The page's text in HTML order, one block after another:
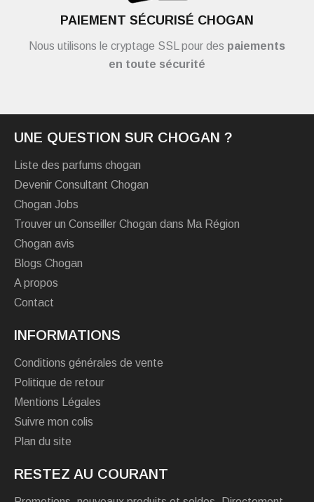
PAIEMENT SÉCURISÉ CHOGAN
Nous utilisons le cryptage SSL pour des paiements
en toute sécurité
UNE QUESTION SUR CHOGAN ?
Liste des parfums chogan
Devenir Consultant Chogan
Chogan Jobs
Trouver un Conseiller Chogan dans Ma Région
Chogan avis
Blogs Chogan
A propos
Contact
INFORMATIONS
Conditions générales de vente
Politique de retour
Mentions Légales
Suivre mon colis
Plan du site
RESTEZ AU COURANT